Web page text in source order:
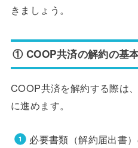
きましょう。
① COOP共済の解約の基
COOP共済を解約する際は
に進めます。
必要書類（解約届出書